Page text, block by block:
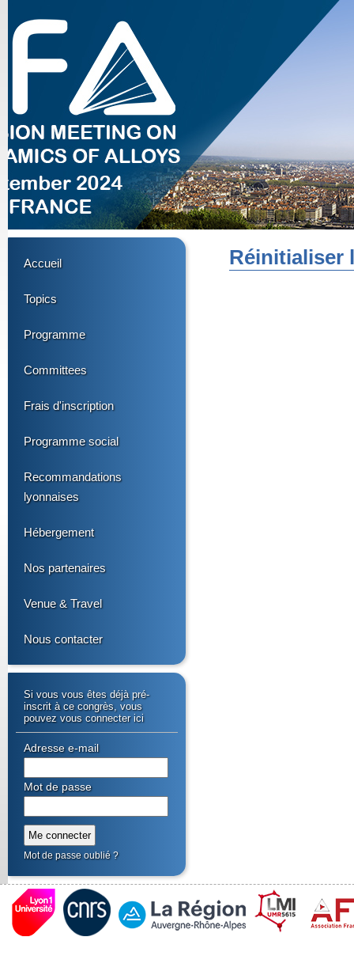
Accueil
Topics
Programme
Committees
Frais d'inscription
Programme social
Recommandations
lyonnaises
Hébergement
Nos partenaires
Venue & Travel
Nous contacter
Si vous vous êtes déjà pré-
inscrit à ce congrès, vous
pouvez vous connecter ici
Mot de passe oublié ?
Adresse e-mail
Mot de passe
Réinitialiser